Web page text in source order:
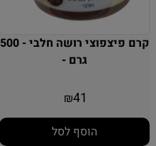
קרם פיצפוצי רושה חלבי - 500
גרם -
₪41
הוסף לסל